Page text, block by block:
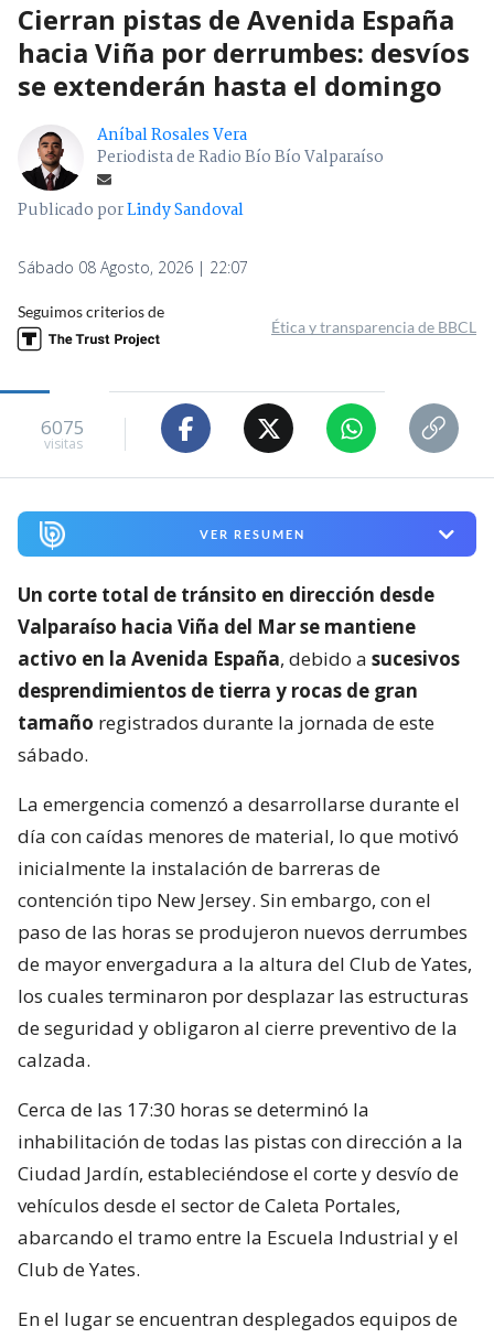
Cierran pistas de Avenida España
hacia Viña por derrumbes: desvíos
se extenderán hasta el domingo
Aníbal Rosales Vera
Periodista de Radio Bío Bío Valparaíso
Publicado porLindy Sandoval
Sábado 08 Agosto, 2026 | 22:07
Seguimos criterios de
Ética y transparencia de BBCL
6075
visitas
VER RESUMEN
Un corte total de tránsito en dirección desde
Valparaíso hacia Viña del Mar se mantiene
activo en la Avenida España, debido a sucesivos
desprendimientos de tierra y rocas de gran
tamaño registrados durante la jornada de este
sábado.
La emergencia comenzó a desarrollarse durante el
día con caídas menores de material, lo que motivó
inicialmente la instalación de barreras de
contención tipo New Jersey. Sin embargo, con el
paso de las horas se produjeron nuevos derrumbes
de mayor envergadura a la altura del Club de Yates,
los cuales terminaron por desplazar las estructuras
de seguridad y obligaron al cierre preventivo de la
calzada.
Cerca de las 17:30 horas se determinó la
inhabilitación de todas las pistas con dirección a la
Ciudad Jardín, estableciéndose el corte y desvío de
vehículos desde el sector de Caleta Portales,
abarcando el tramo entre la Escuela Industrial y el
Club de Yates.
En el lugar se encuentran desplegados equipos de